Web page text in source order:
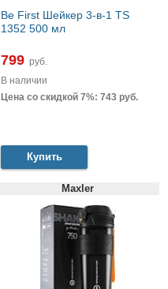
Be First Шейкер 3-в-1 TS
1352 500 мл
799 руб.
В наличии
Цена со скидкой 7%: 743 руб.
Купить
Maxler